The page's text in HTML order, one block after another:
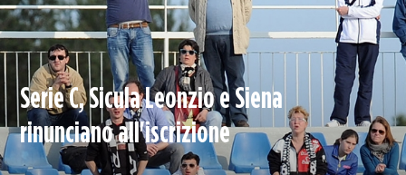
Serie C, Sicula Leonzio e Siena
rinunciano all'iscrizione